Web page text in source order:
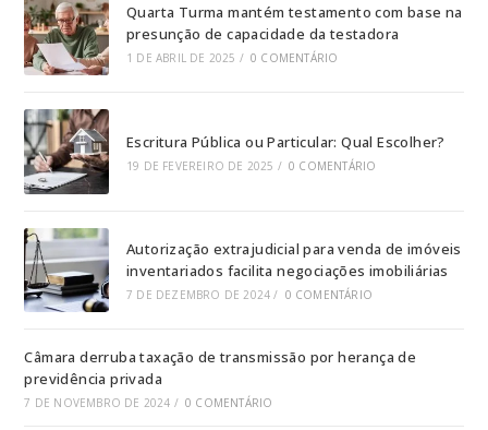
Quarta Turma mantém testamento com base na
presunção de capacidade da testadora
1 DE ABRIL DE 2025 / 0 COMENTÁRIO
Escritura Pública ou Particular: Qual Escolher?
19 DE FEVEREIRO DE 2025 / 0 COMENTÁRIO
Autorização extrajudicial para venda de imóveis
inventariados facilita negociações imobiliárias
7 DE DEZEMBRO DE 2024 / 0 COMENTÁRIO
Câmara derruba taxação de transmissão por herança de
previdência privada
7 DE NOVEMBRO DE 2024 / 0 COMENTÁRIO